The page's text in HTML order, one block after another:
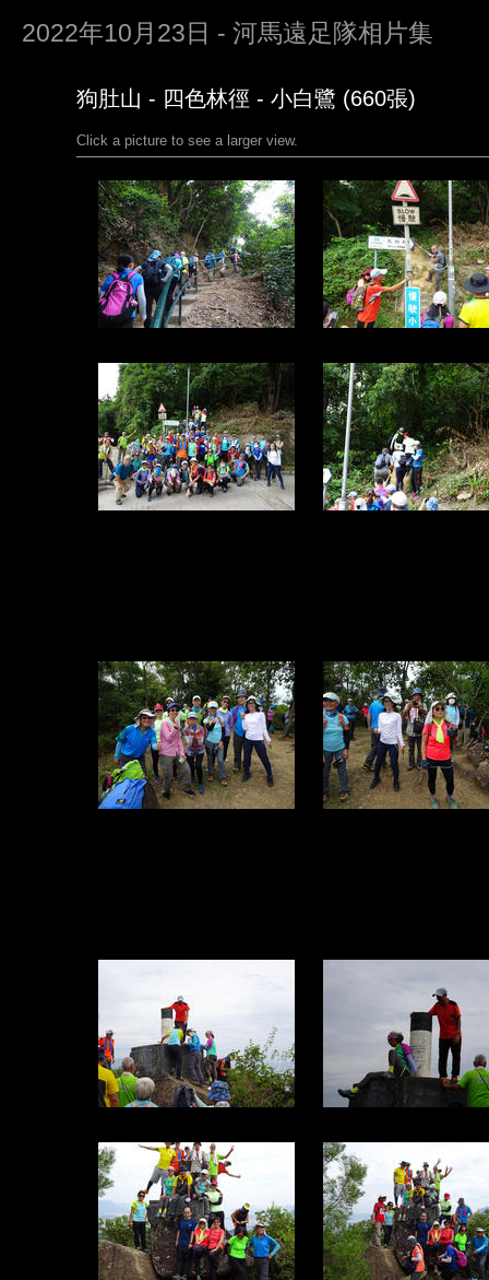
2022年10月23日 - 河馬遠足隊相片集
狗肚山 - 四色林徑 - 小白鷺 (660張)
Click a picture to see a larger view.